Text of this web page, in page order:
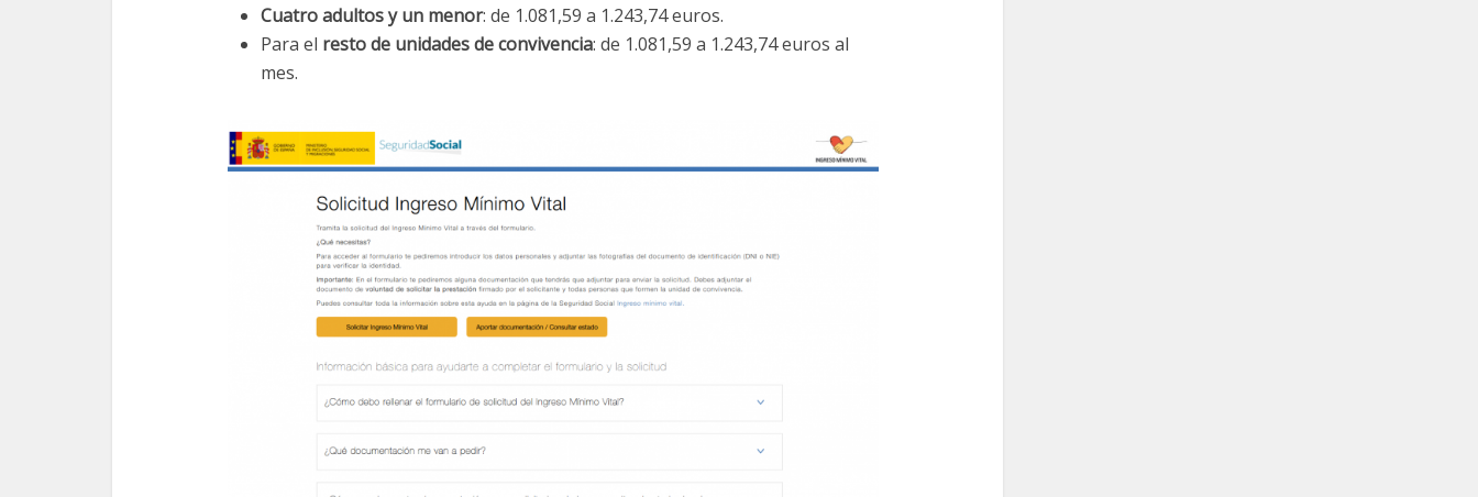
Cuatro adultos y un menor: de 1.081,59 a 1.243,74 euros.
Para el resto de unidades de convivencia: de 1.081,59 a 1.243,74 euros al
mes.